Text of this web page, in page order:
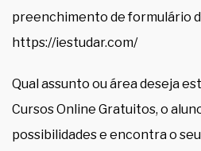
preenchimento de formulário
https://iestudar.com/
Qual assunto ou área deseja
Cursos Online Gratuitos, o
possibilidades e encontra o